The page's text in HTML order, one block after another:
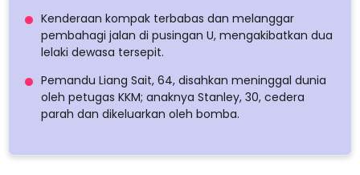
Kenderaan kompak terbabas dan melanggar
pembahagi jalan di pusingan U, mengakibatkan dua
lelaki dewasa tersepit.
Pemandu Liang Sait, 64, disahkan meninggal dunia
oleh petugas KKM; anaknya Stanley, 30, cedera
parah dan dikeluarkan oleh bomba.